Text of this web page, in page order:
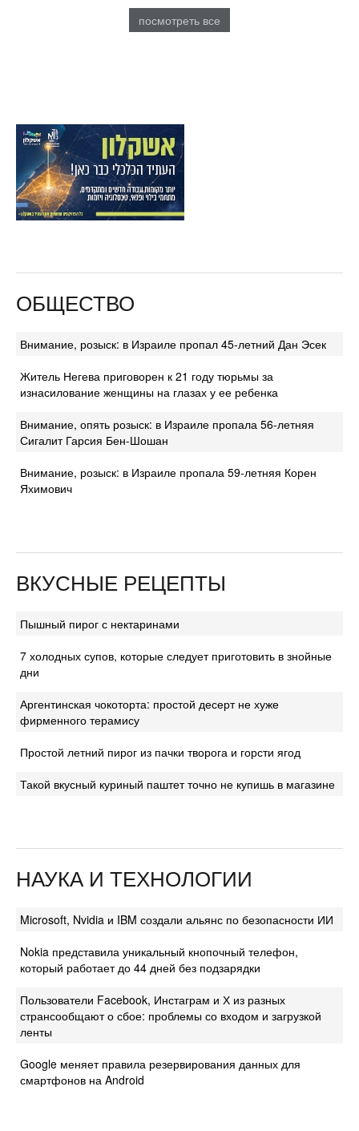
посмотреть все
ОБЩЕСТВО
Внимание, розыск: в Израиле пропал 45-летний Дан Эсек
Житель Негева приговорен к 21 году тюрьмы за
изнасилование женщины на глазах у ее ребенка
Внимание, опять розыск: в Израиле пропала 56-летняя
Сигалит Гарсия Бен-Шошан
Внимание, розыск: в Израиле пропала 59-летняя Корен
Яхимович
ВКУСНЫЕ РЕЦЕПТЫ
Пышный пирог с нектаринами
7 холодных супов, которые следует приготовить в знойные
дни
Аргентинская чокоторта: простой десерт не хуже
фирменного терамису
Простой летний пирог из пачки творога и горсти ягод
Такой вкусный куриный паштет точно не купишь в магазине
НАУКА И ТЕХНОЛОГИИ
Microsoft, Nvidia и IBM создали альянс по безопасности ИИ
Nokia представила уникальный кнопочный телефон,
который работает до 44 дней без подзарядки
Пользователи Facebook, Инстаграм и Х из разных
странсообщают о сбое: проблемы со входом и загрузкой
ленты
Google меняет правила резервирования данных для
смартфонов на Android